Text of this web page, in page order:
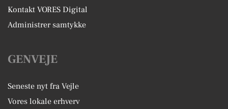
Kontakt VORES Digital
Administrer samtykke
GENVEJE
Seneste nyt fra Vejle
Vores lokale erhverv